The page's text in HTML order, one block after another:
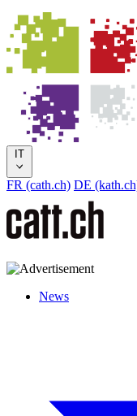
IT
FR (cath.ch) DE
News